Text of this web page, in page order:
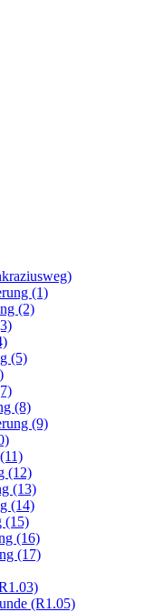
(1)
(2)
(5)
(8)
(9)
(12)
(13)
(14)
(15)
(16)
(17)
(R1.05)